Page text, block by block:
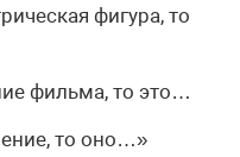
фигура, то
фильма, то это…
то оно…»